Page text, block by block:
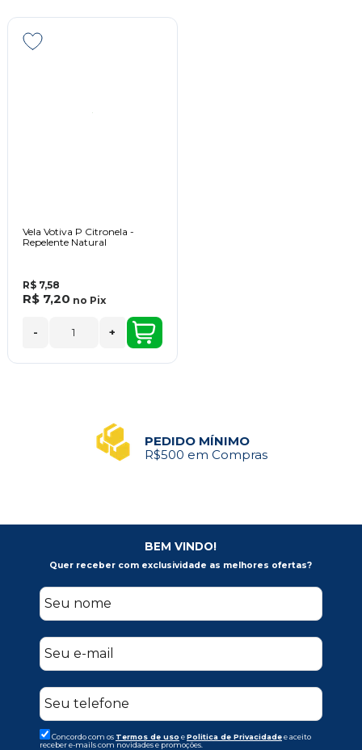
Vela Votiva P Citronela -
Repelente Natural
R$ 7,58
R$ 7,20 no Pix
- +
PEDIDO MÍNIMO
R$500 em Compras
BEM VINDO!
Quer receber com exclusividade as melhores ofertas?
Concordo com os Termos de uso ePolitica de Privacidadee aceito
receber e-mails com novidades e promoções.